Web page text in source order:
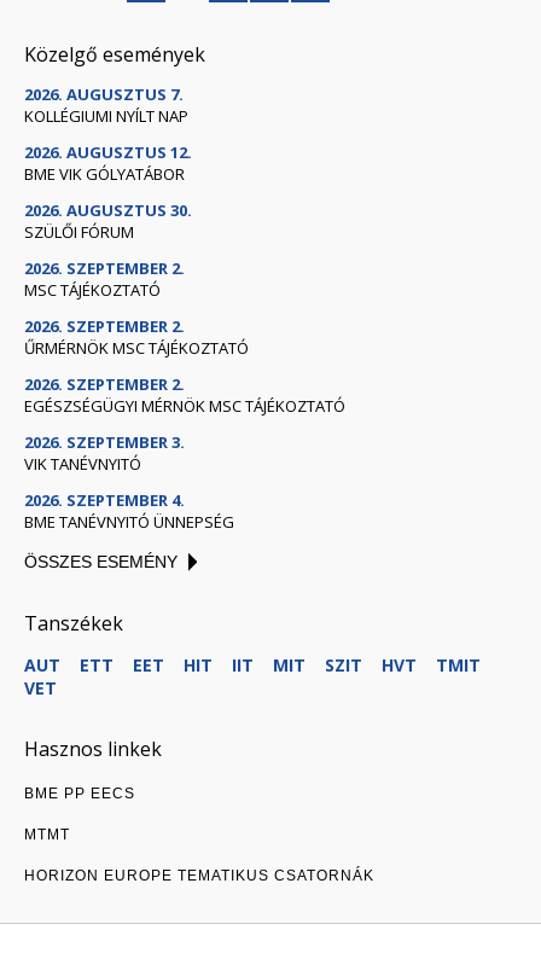
Közelgő események
2026. AUGUSZTUS 7.
KOLLÉGIUMI NYÍLT NAP
2026. AUGUSZTUS 12.
BME VIK GÓLYATÁBOR
2026. AUGUSZTUS 30.
SZÜLŐI FÓRUM
2026. SZEPTEMBER 2.
MSC TÁJÉKOZTATÓ
2026. SZEPTEMBER 2.
ŰRMÉRNÖK MSC TÁJÉKOZTATÓ
2026. SZEPTEMBER 2.
EGÉSZSÉGÜGYI MÉRNÖK MSC TÁJÉKOZTATÓ
2026. SZEPTEMBER 3.
VIK TANÉVNYITÓ
2026. SZEPTEMBER 4.
BME TANÉVNYITÓ ÜNNEPSÉG
ÖSSZES ESEMÉNY
Tanszékek
AUT ETT EET HIT IIT MIT SZIT HVT
TMIT
VET
Hasznos linkek
BME PP EECS
MTMT
HORIZON EUROPE TEMATIKUS CSATORNÁK